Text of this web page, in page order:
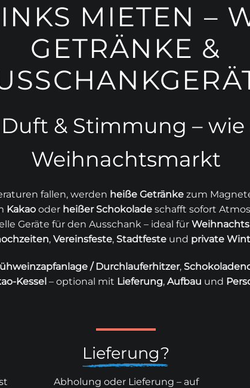
MIETEN –
GETRÄNKE &
& Stimmung –
Weihnachtsmarkt
fallen, werden heiße Getränkezum
Kakaooder heißer Schokoladeschafft sofort
Geräte für den Ausschank – ideal für
, Vereinsfeste, Stadtfesteund private
/ Durchlauferhitzer,
Kessel– optional mit Lieferung, Aufbau und
Lieferung?
Abholung oder Lieferung – auf